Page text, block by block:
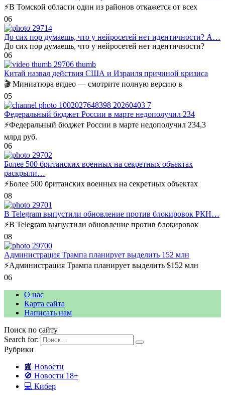
⚡️В Томской области один из районов откажется от всех
06
До сих пор думаешь, что у нейросетей нет идентичности? А…
До сих пор думаешь, что у нейросетей нет идентичности?
06
Китай назвал действия США и Израиля причиной кризиса
🎬 Миниатюра видео — смотрите полную версию в
05
Федеральный бюджет России в марте недополучил 234
⚡️Федеральный бюджет России в марте недополучил 234,3
млрд руб.
06
Более 500 британских военных на секретных объектах
раскрыли…
⚡️Более 500 британских военных на секретных объектах
08
В Telegram выпустили обновление против блокировок РКН…
⚡️В Telegram выпустили обновление против блокировок
08
Администрация Трампа планирует выделить 152 млн
⚡️Администрация Трампа планирует выделить $152 млн
06
О нас
Карта сайта
Написать нам
Поиск по сайту
Search for:
Рубрики
📰 Новости
🚫 Новости 18+
💻 Кибер